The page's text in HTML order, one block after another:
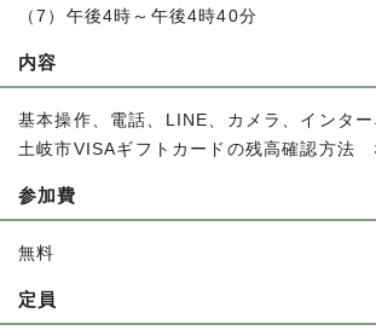
（7）午後4時～午後4時40分
内容
基本操作、電話、LINE、カメラ、インター
土岐市VISAギフトカードの残高確認方法
参加費
無料
定員